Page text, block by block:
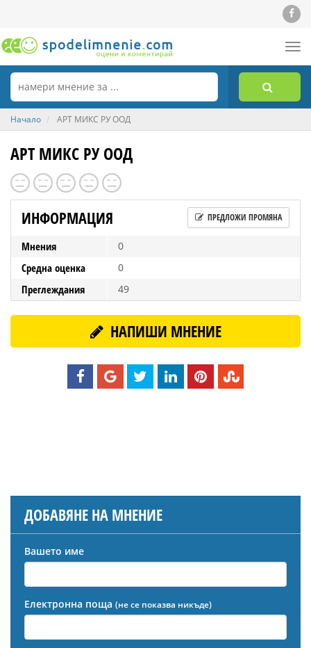
Начало АРТ МИКС РУ ООД
АРТ МИКС РУ ООД
ИНФОРМАЦИЯ ПРЕДЛОЖИ ПРОМЯНА
Мнения 0
Средна оценка 0
Преглеждания 49
НАПИШИ МНЕНИЕ
ДОБАВЯНЕ НА МНЕНИЕ
Вашето име
Електронна поща (не се показва никъде)